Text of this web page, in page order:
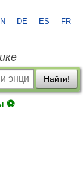
DE ES FR
Найти!
⚽